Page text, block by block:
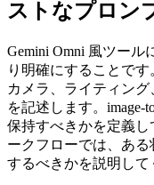
ストなプロン
Gemini Omni 風ツール
り明確にすることで
カメラ、ライティン
を記述します。image-
保持すべきかを定義
ークフローでは、あ
するべきかを説明して